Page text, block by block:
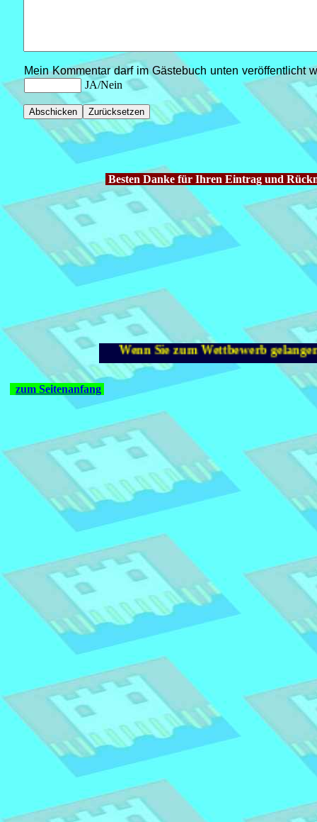
Mein Kommentar darf im Gästebuch unten veröffentlicht
JA/Nein
Besten Danke für Ihren Eintrag und
Wenn Sie zum Wettbewerb
zum Seitenanfang